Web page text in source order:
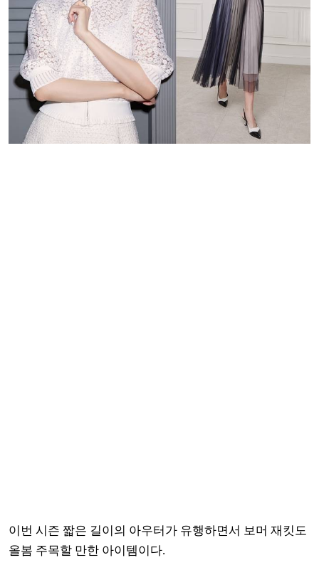
이번 시즌 짧은 길이의 아우터가 유행하면서 보머 재킷도
올봄 주목할 만한 아이템이다.